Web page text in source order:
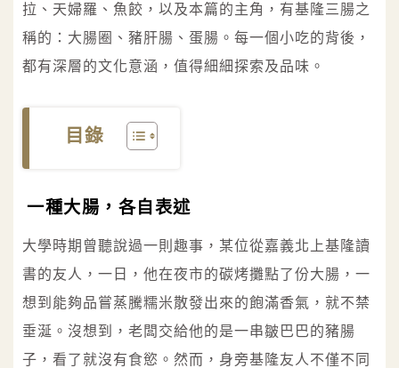
拉、天婦羅、魚餃，以及本篇的主角，有基隆三腸之
稱的：大腸圈、豬肝腸、蛋腸。每一個小吃的背後，
都有深層的文化意涵，值得細細探索及品味。
目錄
一種大腸，各自表述
大學時期曾聽說過一則趣事，某位從嘉義北上基隆讀
書的友人，一日，他在夜市的碳烤攤點了份大腸，一
想到能夠品嘗蒸騰糯米散發出來的飽滿香氣，就不禁
垂涎。沒想到，老闆交給他的是一串皺巴巴的豬腸
子，看了就沒有食慾。然而，身旁基隆友人不僅不同